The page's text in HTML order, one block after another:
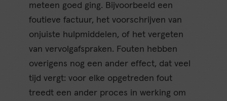
meteen goed ging. Bijvoorbeeld een
foutieve factuur, het voorschrijven van
onjuiste hulpmiddelen, of het vergeten
van vervolgafspraken. Fouten hebben
overigens nog een ander effect, dat veel
tijd vergt: voor elke opgetreden fout
treedt een ander proces in werking om